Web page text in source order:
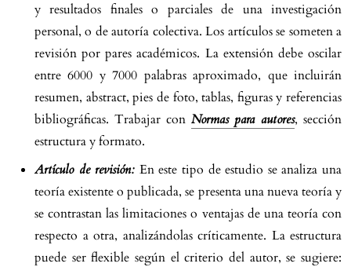
y resultados finales o parciales de una investigación
personal, o de autoría colectiva. Los artículos se someten a
revisión por pares académicos. La extensión debe oscilar
entre 6000 y 7000 palabras aproximado, que incluirán
resumen, abstract, pies de foto, tablas, figuras y referencias
bibliográficas. Trabajar con Normas para autores, sección
estructura y formato.
Artículo de revisión: En este tipo de estudio se analiza una
teoría existente o publicada, se presenta una nueva teoría y
se contrastan las limitaciones o ventajas de una teoría con
respecto a otra, analizándolas críticamente. La estructura
puede ser flexible según el criterio del autor, se sugiere: